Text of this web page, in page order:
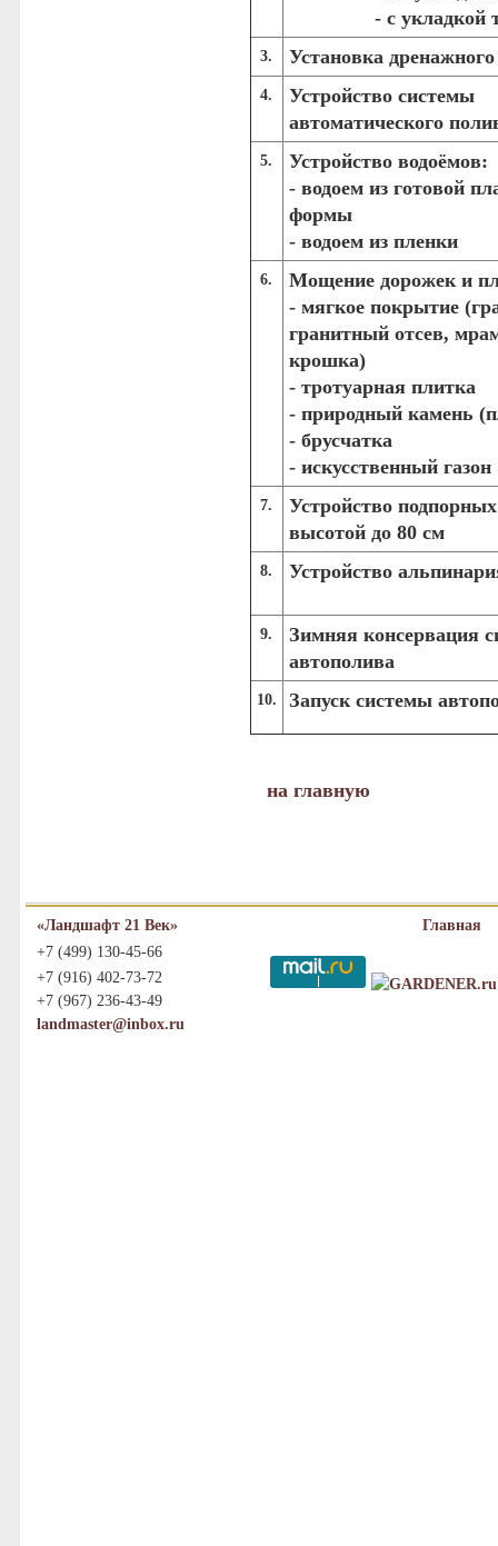
- с укладкой
3. Установка
4.
Устройство системы
автоматического
5.
Устройство водоёмов:
- водоем из готовой
формы
- водоем из пленки
6.
Мощение дорожек и
- мягкое покрытие
гранитный отсев,
крошка)
- тротуарная плитка
- природный камень
- брусчатка
- искусственный газон
7.
Устройство
высотой до 80 см
8. Устройство
9.
Зимняя консервация
автополива
10. Запуск системы
на главную
«Ландшафт 21 Век»
+7 (499) 130-45-66
+7 (916) 402-73-72
+7 (967) 236-43-49
landmaster@inbox.ru
Главная